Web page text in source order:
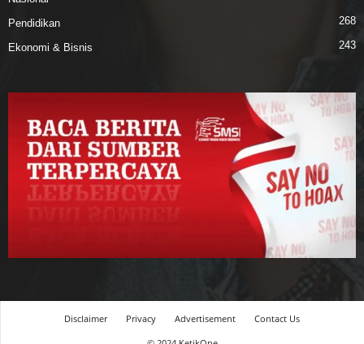
Pendidikan 268
Ekonomi & Bisnis 243
Disclaimer Privacy Advertisement
Contact Us